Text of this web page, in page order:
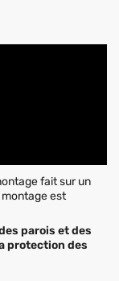
fait sur un
est
parois et des
protection des